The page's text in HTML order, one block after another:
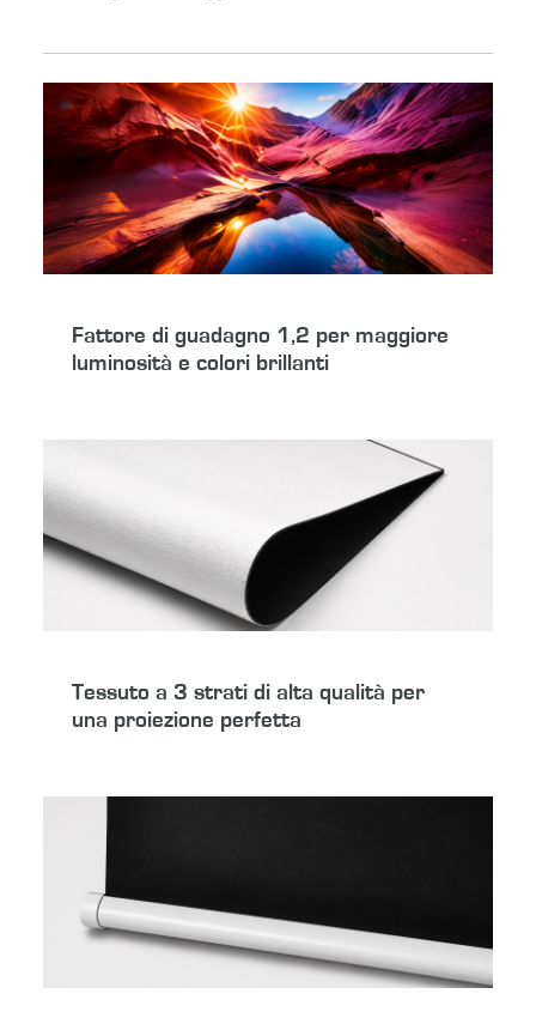
Fattore di guadagno 1,2 per maggiore
luminosità e colori brillanti
Tessuto a 3 strati di alta qualità per
una proiezione perfetta